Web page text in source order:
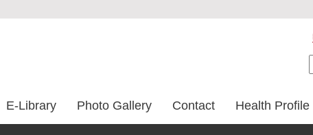
E-Library Photo Gallery Contact Health Profile